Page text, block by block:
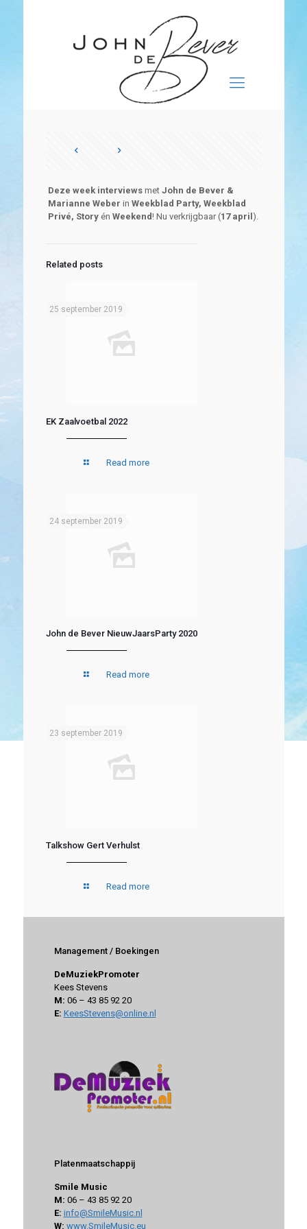
Deze week interviewsmet John de Bever &
Marianne Weber in Weekblad Party, Weekblad
Privé, Storyén Weekend! Nu verkrijgbaar (17 april ).
Related posts
25 september 2019
EK Zaalvoetbal 2022
Read more
24 september 2019
John de Bever NieuwJaarsParty 2020
Read more
23 september 2019
Talkshow Gert Verhulst
Read more
Management / Boekingen
DeMuziekPromoter
Kees Stevens
M: 06 – 43 85 92 20
E: KeesStevens@online.nl
Platenmaatschappij
Smile Music
M: 06 – 43 85 92 20
E: info@SmileMusic.nl
W: www.SmileMusic.eu